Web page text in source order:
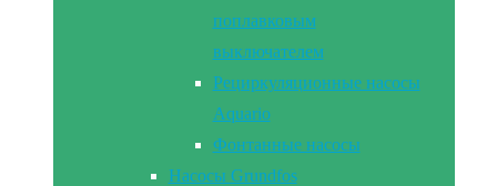
поплавковым
выключателем
Рециркуляционные насосы
Aquario
Фонтанные насосы
Насосы Grundfos